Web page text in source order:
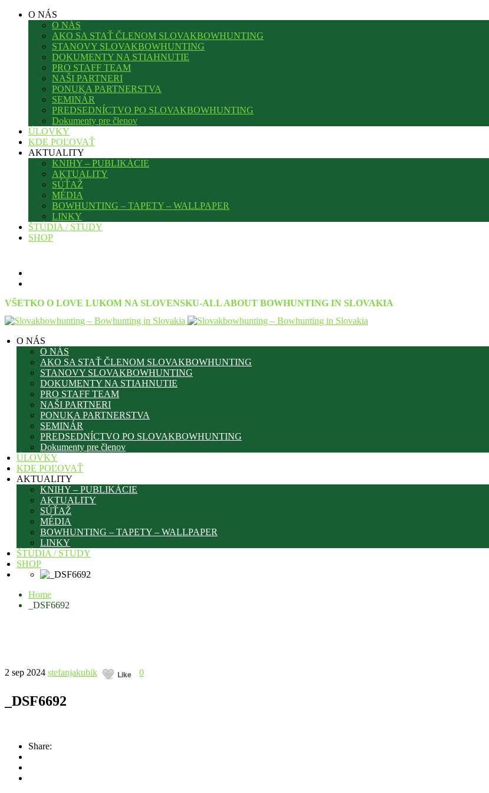
O NÁS
O NÁS
AKO SA STAŤ ČLENOM SLOVAKBOWHUNTING
STANOVY SLOVAKBOWHUNTING
DOKUMENTY NA STIAHNUTIE
PRO STAFF TEAM
NAŠI PARTNERI
PONUKA PARTNERSTVA
SEMINÁR
PREDSEDNÍCTVO PO SLOVAKBOWHUNTING
Dokumenty pre členov
ÚLOVKY
KDE POĽOVAŤ
AKTUALITY
KNIHY – PUBLIKÁCIE
AKTUALITY
SÚŤAŽ
MÉDIA
BOWHUNTING – TAPETY – WALLPAPER
LINKY
ŠTÚDIA / STUDY
SHOP
VŠETKO O LOVE LUKOM NA SLOVENSKU-ALL ABOUT BOWHUNTING IN SLOVAKIA
O NÁS
O NÁS
AKO SA STAŤ ČLENOM SLOVAKBOWHUNTING
STANOVY SLOVAKBOWHUNTING
DOKUMENTY NA STIAHNUTIE
PRO STAFF TEAM
NAŠI PARTNERI
PONUKA PARTNERSTVA
SEMINÁR
PREDSEDNÍCTVO PO SLOVAKBOWHUNTING
Dokumenty pre členov
ÚLOVKY
KDE POĽOVAŤ
AKTUALITY
KNIHY – PUBLIKÁCIE
AKTUALITY
SÚŤAŽ
MÉDIA
BOWHUNTING – TAPETY – WALLPAPER
LINKY
ŠTÚDIA / STUDY
SHOP
Home
_DSF6692
2 sep 2024 stefanjakubik Like 0
_DSF6692
Share: